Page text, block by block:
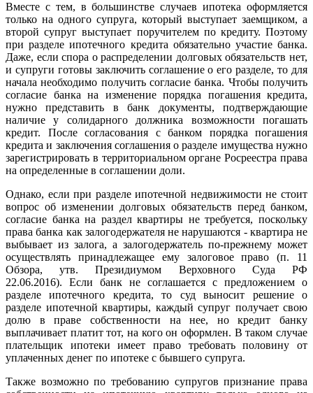
Вместе с тем, в большинстве случаев ипотека оформляется
только на одного супруга, который выступает заемщиком, а
второй супруг выступает поручителем по кредиту. Поэтому
при разделе ипотечного кредита обязательно участие банка.
Даже, если спора о распределении долговых обязательств нет,
и супруги готовы заключить соглашение о его разделе, то для
начала необходимо получить согласие банка. Чтобы получить
согласие банка на изменение порядка погашения кредита,
нужно представить в банк документы, подтверждающие
наличие у солидарного должника возможности погашать
кредит. После согласования с банком порядка погашения
кредита и заключения соглашения о разделе имущества нужно
зарегистрировать в территориальном органе Росреестра права
на определенные в соглашении доли.
Однако, если при разделе ипотечной недвижимости не стоит
вопрос об изменении долговых обязательств перед банком,
согласие банка на раздел квартиры не требуется, поскольку
права банка как залогодержателя не нарушаются - квартира не
выбывает из залога, а залогодержатель по-прежнему может
осуществлять принадлежащее ему залоговое право (п. 11
Обзора, утв. Президиумом Верховного Суда РФ
22.06.2016). Если банк не соглашается с предложением о
разделе ипотечного кредита, то суд выносит решение о
разделе ипотечной квартиры, каждый супруг получает свою
долю в праве собственности на нее, но кредит банку
выплачивает платит тот, на кого он оформлен. В таком случае
плательщик ипотеки имеет право требовать половину от
уплаченных денег по ипотеке с бывшего супруга.
Также возможно по требованию супругов признание права